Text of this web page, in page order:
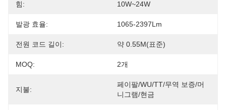
힘: 10W~24W
발광 효율: 1065-2397Lm
전원 코드 길이: 약 0.55M(표준)
MOQ: 2개
지불:
페이팔/WU/TT/무역 보증/머
니그램/현금